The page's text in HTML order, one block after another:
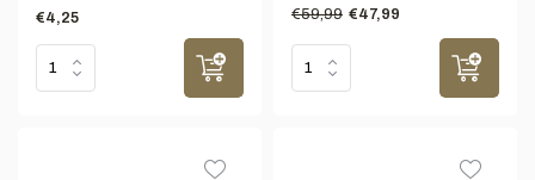
€4,25
€59,99 €47,99